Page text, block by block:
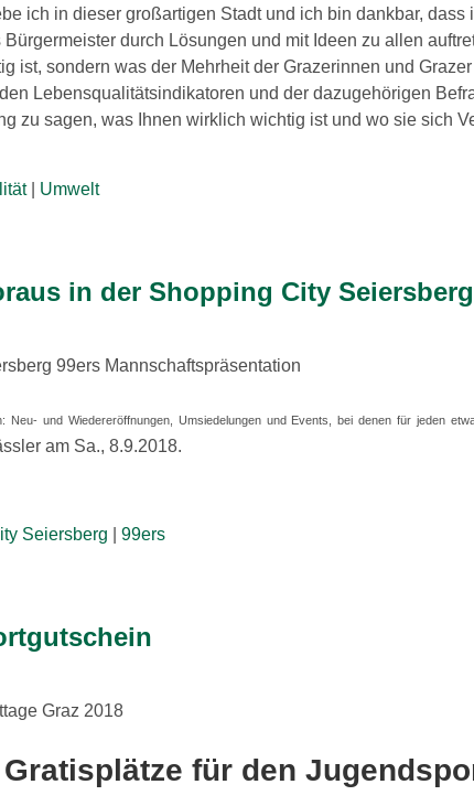
ich in dieser großartigen Stadt und ich bin dankbar,
durch Lösungen und mit Ideen zu allen
ist, sondern was der Mehrheit der Grazerinnen und
Lebensqualitätsindikatoren und der dazugehörigen
zu sagen, was Ihnen wirklich wichtig ist und wo sie sich
| Umwelt
in der Shopping City Seiersberg
Neu- und Wiedereröffnungen, Umsiedelungen und Events, bei denen für jeden
am Sa., 8.9.2018.
Seiersberg |99ers
Gratisplätze für den